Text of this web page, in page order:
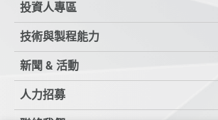
投資人專區
技術與製程能力
新聞 & 活動
人力招募